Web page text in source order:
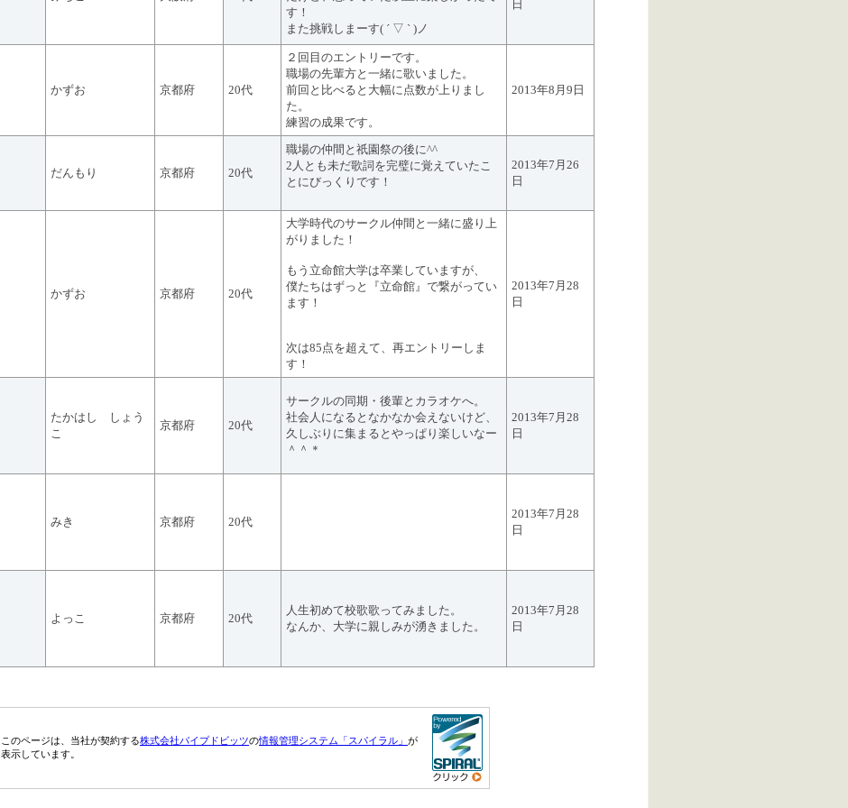
す！
また挑戦しまーす( ´ ▽ ` )ノ
日
かずお 京都府 20代
２回目のエントリーです。
職場の先輩方と一緒に歌いました。
前回と比べると大幅に点数が上りまし
た。
練習の成果です。
2013年8月9日
だんもり 京都府 20代
職場の仲間と祇園祭の後に^^
2人とも未だ歌詞を完璧に覚えていたこ
とにびっくりです！
2013年7月26
日
かずお 京都府 20代
大学時代のサークル仲間と一緒に盛り上
がりました！
もう立命館大学は卒業していますが、
僕たちはずっと『立命館』で繋がってい
ます！
次は85点を超えて、再エントリーしま
す！
2013年7月28
日
たかはし しょう
こ
京都府 20代
サークルの同期・後輩とカラオケへ。
社会人になるとなかなか会えないけど、
久しぶりに集まるとやっぱり楽しいなー
＾＾＊
2013年7月28
日
みき 京都府 20代
2013年7月28
日
よっこ 京都府 20代
人生初めて校歌歌ってみました。
なんか、大学に親しみが湧きました。
2013年7月28
日
このページは、当社が契約する株式会社パイプドビッツの情報管理システム「スパイラル」 が
表示しています。